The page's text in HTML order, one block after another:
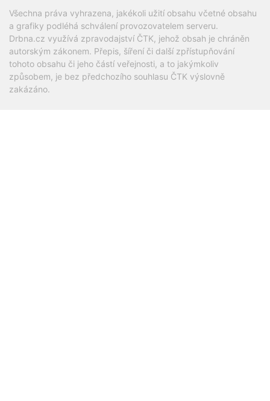
Všechna práva vyhrazena, jakékoli užití obsahu včetné obsahu
a grafiky podléhá schválení provozovatelem serveru.
Drbna.cz využívá zpravodajství ČTK, jehož obsah je chráněn
autorským zákonem. Přepis, šíření či další zpřístupňování
tohoto obsahu či jeho částí veřejnosti, a to jakýmkoliv
způsobem, je bez předchozího souhlasu ČTK výslovně
zakázáno.